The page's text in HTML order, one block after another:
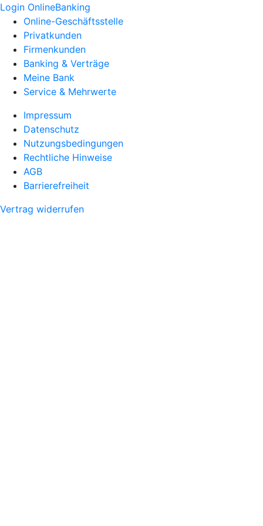
Login OnlineBanking
Online-Geschäftsstelle
Privatkunden
Firmenkunden
Banking & Verträge
Meine Bank
Service & Mehrwerte
Impressum
Datenschutz
Nutzungsbedingungen
Rechtliche Hinweise
AGB
Barrierefreiheit
Vertrag widerrufen